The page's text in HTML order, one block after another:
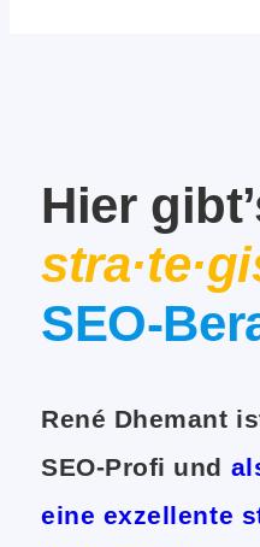
Hier
SEO-
René Dhemant
SEO-Profi und
eine exzellente